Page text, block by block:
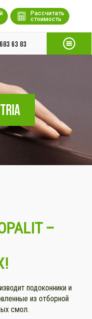
Рассчитать
стоимость
63 83
–
подоконники и
из отборной
смол.